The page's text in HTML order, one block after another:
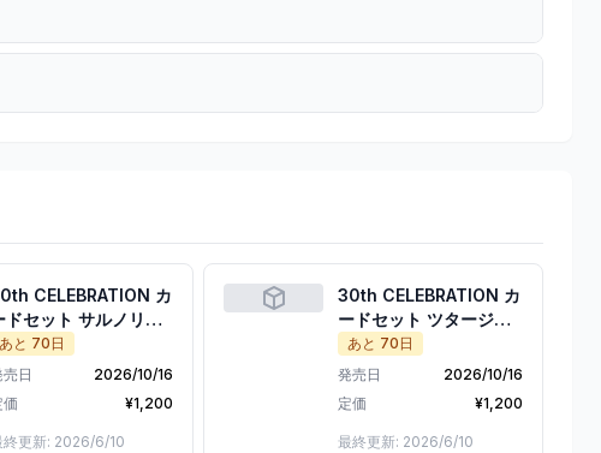
CELEBRATION カ
ドセット サルノリ・
ヒバニー・メッソン
あと 70 日
売日
2026/10/16
価
¥1,200
終更新: 2026/6/10
30th CELEBRATION カ
ードセット ツタージ
ャ・ポカブ・ミジュマ
ル
あと 70 日
発売日
2026/10/16
定価
¥1,200
最終更新: 2026/6/10